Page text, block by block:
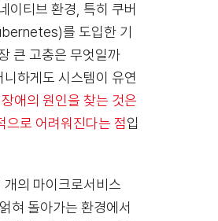
이티브 환경, 특히 쿠버
를 도입한 기
큰 고충은 무엇일까
니하게도 시스템이 유연
장애의 원인을 찾는 것은
으로 어려워진다는 점입
개의 마이크로서비스
혀 돌아가는 환경에서